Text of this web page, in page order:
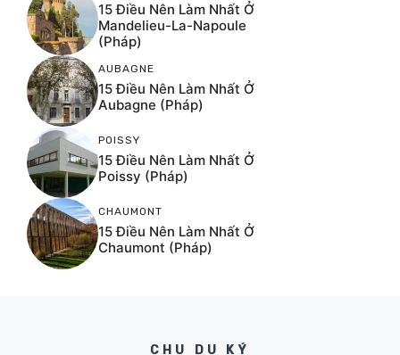
15 Điều Nên Làm Nhất Ở
Mandelieu-La-Napoule
(Pháp)
AUBAGNE
15 Điều Nên Làm Nhất Ở
Aubagne (Pháp)
POISSY
15 Điều Nên Làm Nhất Ở
Poissy (Pháp)
CHAUMONT
15 Điều Nên Làm Nhất Ở
Chaumont (Pháp)
CHU DU KÝ